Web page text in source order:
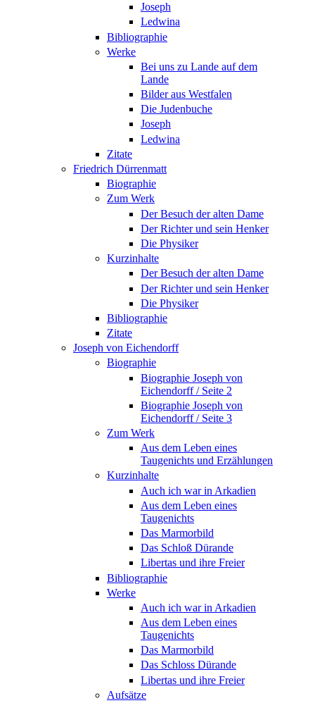
Joseph
Ledwina
Bibliographie
Werke
Bei uns zu Lande auf dem
Lande
Bilder aus Westfalen
Die Judenbuche
Joseph
Ledwina
Zitate
Friedrich Dürrenmatt
Biographie
Zum Werk
Der Besuch der alten Dame
Der Richter und sein Henker
Die Physiker
Kurzinhalte
Der Besuch der alten Dame
Der Richter und sein Henker
Die Physiker
Bibliographie
Zitate
Joseph von Eichendorff
Biographie
Biographie Joseph von
Eichendorff / Seite 2
Biographie Joseph von
Eichendorff / Seite 3
Zum Werk
Aus dem Leben eines
Taugenichts und Erzählungen
Kurzinhalte
Auch ich war in Arkadien
Aus dem Leben eines
Taugenichts
Das Marmorbild
Das Schloß Dürande
Libertas und ihre Freier
Bibliographie
Werke
Auch ich war in Arkadien
Aus dem Leben eines
Taugenichts
Das Marmorbild
Das Schloss Dürande
Libertas und ihre Freier
Aufsätze